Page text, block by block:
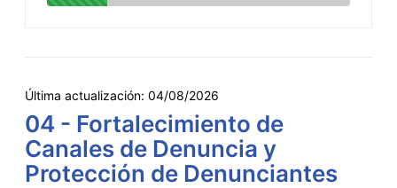
Última actualización: 04/08/2026
04 - Fortalecimiento de
Canales de Denuncia y
Protección de Denunciantes